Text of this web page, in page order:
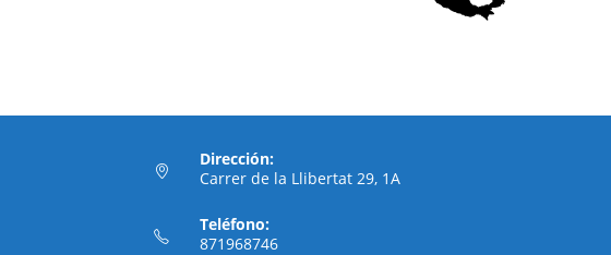
Dirección:
Carrer de la Llibertat 29, 1A
Teléfono:
871968746